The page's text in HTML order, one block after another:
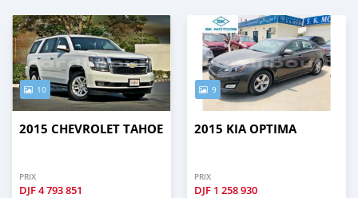
10
2015 CHEVROLET TAHOE
PRIX
DJF4 793 851
9
2015 KIA OPTIMA
PRIX
DJF 1 258 930